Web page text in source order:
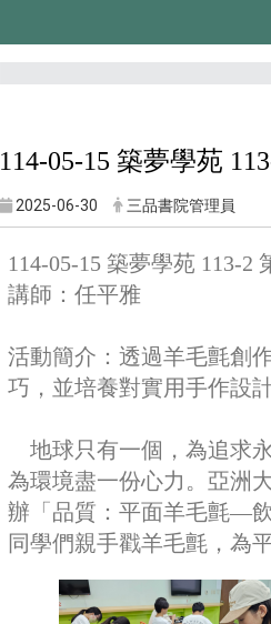
114-05-15 築夢學苑
2025-06-30 三品書院管理員
114-05-15 築夢學苑 113-
講師：任平雅
活動簡介：透過羊毛氈創
巧，並培養對實用手作設
地球只有一個，為追求
為環境盡一份心力。亞洲
辦「品質：平面羊毛氈—
同學們親手戳羊毛氈，為